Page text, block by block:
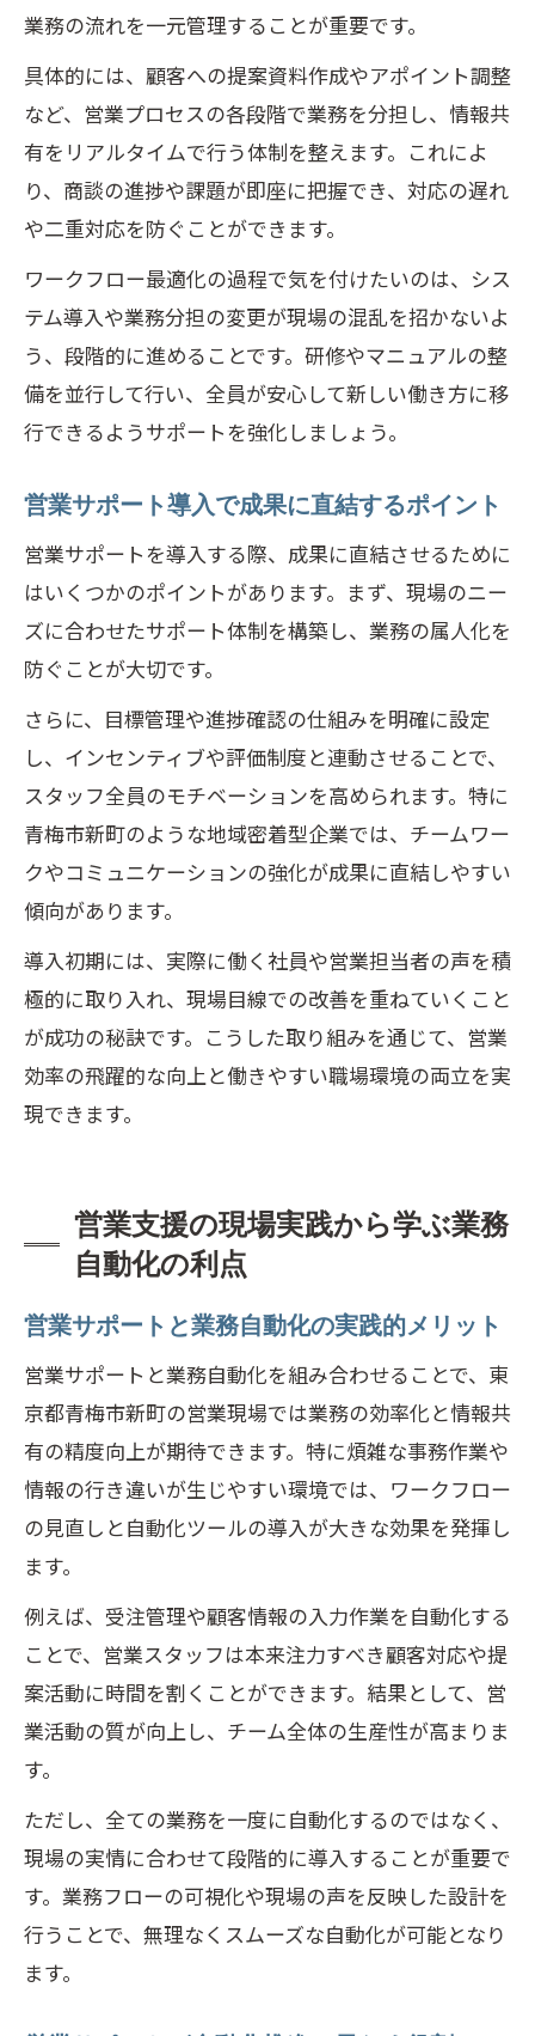
業務の流れを一元管理することが重要です。
具体的には、顧客への提案資料作成やアポイント調整
など、営業プロセスの各段階で業務を分担し、情報共
有をリアルタイムで行う体制を整えます。これによ
り、商談の進捗や課題が即座に把握でき、対応の遅れ
や二重対応を防ぐことができます。
ワークフロー最適化の過程で気を付けたいのは、シス
テム導入や業務分担の変更が現場の混乱を招かないよ
う、段階的に進めることです。研修やマニュアルの整
備を並行して行い、全員が安心して新しい働き方に移
行できるようサポートを強化しましょう。
営業サポート導入で成果に直結するポイント
営業サポートを導入する際、成果に直結させるために
はいくつかのポイントがあります。まず、現場のニー
ズに合わせたサポート体制を構築し、業務の属人化を
防ぐことが大切です。
さらに、目標管理や進捗確認の仕組みを明確に設定
し、インセンティブや評価制度と連動させることで、
スタッフ全員のモチベーションを高められます。特に
青梅市新町のような地域密着型企業では、チームワー
クやコミュニケーションの強化が成果に直結しやすい
傾向があります。
導入初期には、実際に働く社員や営業担当者の声を積
極的に取り入れ、現場目線での改善を重ねていくこと
が成功の秘訣です。こうした取り組みを通じて、営業
効率の飛躍的な向上と働きやすい職場環境の両立を実
現できます。
営業支援の現場実践から学ぶ業務
自動化の利点
営業サポートと業務自動化の実践的メリット
営業サポートと業務自動化を組み合わせることで、東
京都青梅市新町の営業現場では業務の効率化と情報共
有の精度向上が期待できます。特に煩雑な事務作業や
情報の行き違いが生じやすい環境では、ワークフロー
の見直しと自動化ツールの導入が大きな効果を発揮し
ます。
例えば、受注管理や顧客情報の入力作業を自動化する
ことで、営業スタッフは本来注力すべき顧客対応や提
案活動に時間を割くことができます。結果として、営
業活動の質が向上し、チーム全体の生産性が高まりま
す。
ただし、全ての業務を一度に自動化するのではなく、
現場の実情に合わせて段階的に導入することが重要で
す。業務フローの可視化や現場の声を反映した設計を
行うことで、無理なくスムーズな自動化が可能となり
ます。